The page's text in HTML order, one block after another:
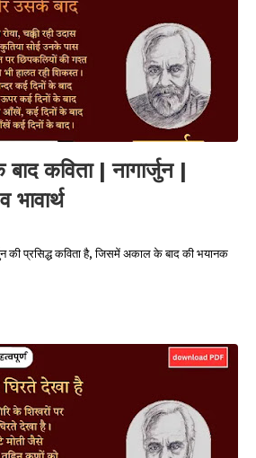
कविता | नागार्जुन |
भावार्थ
प्रसिद्ध कविता है, जिसमें अकाल के बाद की भयानक